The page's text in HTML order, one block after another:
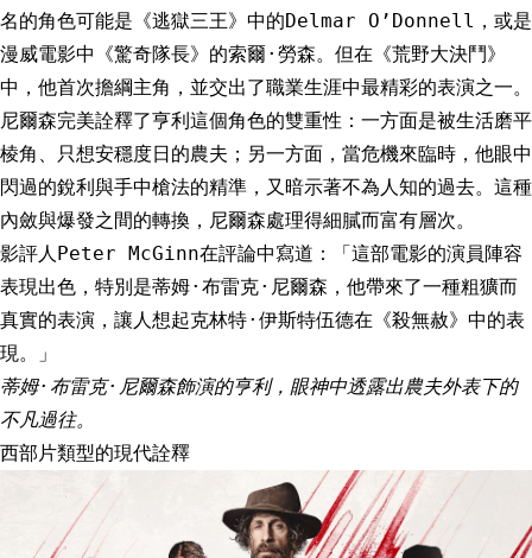
名的角色可能是《逃獄三王》中的Delmar O’Donnell，或是
漫威電影中《驚奇隊長》的索爾·勞森。但在《荒野大決鬥》
中，他首次擔綱主角，並交出了職業生涯中最精彩的表演之一。
尼爾森完美詮釋了亨利這個角色的雙重性：一方面是被生活磨平
棱角、只想安穩度日的農夫；另一方面，當危機來臨時，他眼中
閃過的銳利與手中槍法的精準，又暗示著不為人知的過去。這種
內斂與爆發之間的轉換，尼爾森處理得細膩而富有層次。
影評人Peter McGinn在評論中寫道：「這部電影的演員陣容
表現出色，特別是蒂姆·布雷克·尼爾森，他帶來了一種粗獷而
真實的表演，讓人想起克林特·伊斯特伍德在《殺無赦》中的表
現。」
蒂姆·布雷克·尼爾森飾演的亨利，眼神中透露出農夫外表下的
不凡過往。
西部片類型的現代詮釋